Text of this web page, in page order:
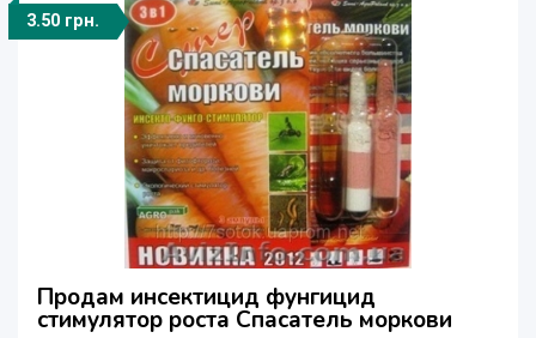
3.50 грн.
Продам инсектицид фунгицид
стимулятор роста Спасатель моркови